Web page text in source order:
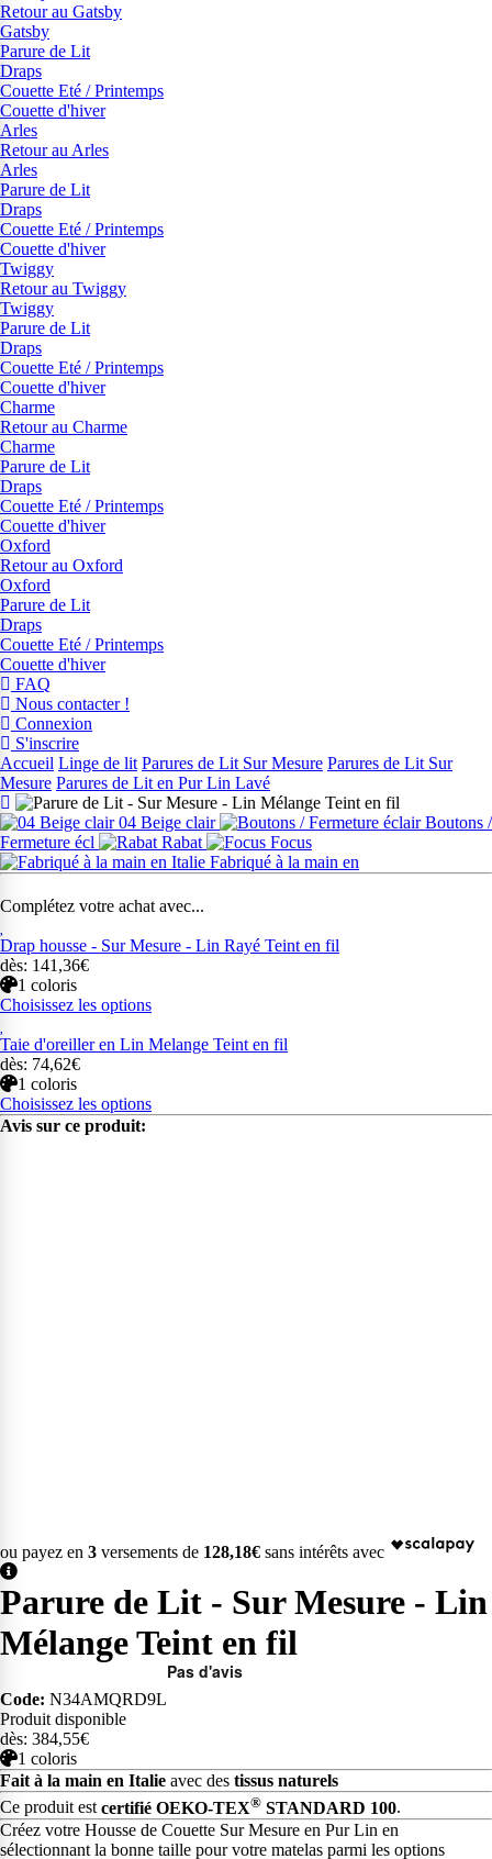
Retour au Gatsby
Gatsby
Parure de Lit
Draps
Couette Eté / Printemps
Couette d'hiver
Arles
Retour au Arles
Arles
Parure de Lit
Draps
Couette Eté / Printemps
Couette d'hiver
Twiggy
Retour au Twiggy
Twiggy
Parure de Lit
Draps
Couette Eté / Printemps
Couette d'hiver
Charme
Retour au Charme
Charme
Parure de Lit
Draps
Couette Eté / Printemps
Couette d'hiver
Oxford
Retour au Oxford
Oxford
Parure de Lit
Draps
Couette Eté / Printemps
Couette d'hiver
FAQ
Nous contacter !
Connexion
S'inscrire
Accueil Linge de lit Parures de Lit Sur Mesure Parures de Lit Sur
Mesure Parures de Lit en Pur Lin Lavé
04 Beige clair
Boutons /
Fermeture écl
Rabat
Focus
Fabriqué à la main en
Complétez votre achat avec...
Drap housse - Sur Mesure - Lin Rayé Teint en fil
dès: 141,36€
1 coloris
Choisissez les options
Taie d'oreiller en Lin Melange Teint en fil
dès: 74,62€
1 coloris
Choisissez les options
Avis sur ce produit:
ou payez en 3 versements de 128,18€ sans intérêts avec
Parure de Lit - Sur Mesure - Lin
Mélange Teint en fil
Code: N34AMQRD9L
Produit disponible
dès: 384,55€
1 coloris
Fait à la main en Italie avec des tissus naturels
Ce produit estcertifié OEKO-TEX® STANDARD 100.
Créez votre Housse de Couette Sur Mesure en Pur Lin en
sélectionnant la bonne taille pour votre matelas parmi les options